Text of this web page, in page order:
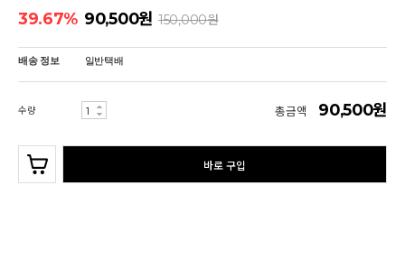
39.67% 90,500원 150,000원
배송 정보 일반택배
수량 총금액 90,500원
바로 구입